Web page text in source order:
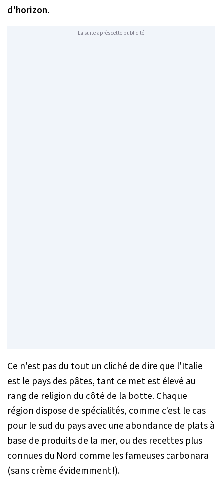
d'horizon.
La suite après cette publicité
Ce n'est pas du tout un cliché de dire que l'Italie
est le pays des pâtes, tant ce met est élevé au
rang de religion du côté de la botte. Chaque
région dispose de spécialités, comme c'est le cas
pour le sud du pays avec une abondance de plats à
base de produits de la mer, ou des recettes plus
connues du Nord comme les fameuses carbonara
(sans crème évidemment !).